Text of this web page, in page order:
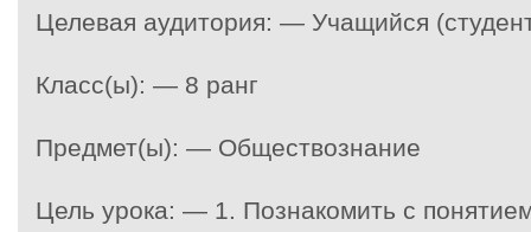
Целевая аудитория: — Учащийся
Класс(ы): — 8 ранг
Предмет(ы): — Обществознание
Цель урока: — 1. Познакомить с